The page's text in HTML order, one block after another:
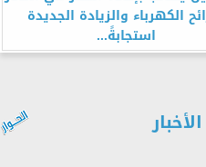
الكهرباء والزيادة الجديدة
استجابةً...